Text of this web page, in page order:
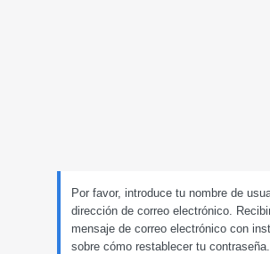
Por favor, introduce tu nombre de
dirección de correo electrónico.
mensaje de correo electrónico con
sobre cómo restablecer tu contraseña.